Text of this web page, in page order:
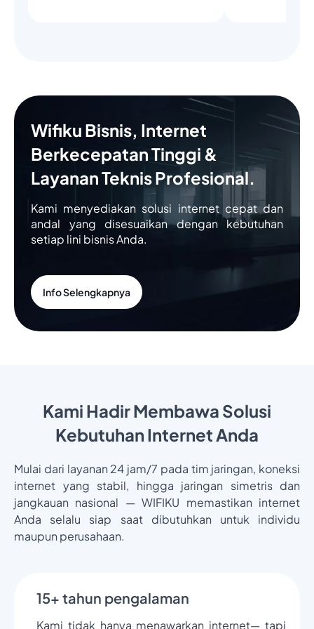
Wifiku Bisnis, Internet
Berkecepatan Tinggi &
Layanan Teknis Profesional.
Kami menyediakan solusi internet cepat dan
andal yang disesuaikan dengan kebutuhan
setiap lini bisnis Anda.
Info Selengkapnya
Kami Hadir Membawa Solusi
Kebutuhan Internet Anda
Mulai dari layanan 24 jam/7 pada tim jaringan, koneksi
internet yang stabil, hingga jaringan simetris dan
jangkauan nasional — WIFIKU memastikan internet
Anda selalu siap saat dibutuhkan untuk individu
maupun perusahaan.
15+ tahun pengalaman
Kami tidak hanya menawarkan internet— tapi